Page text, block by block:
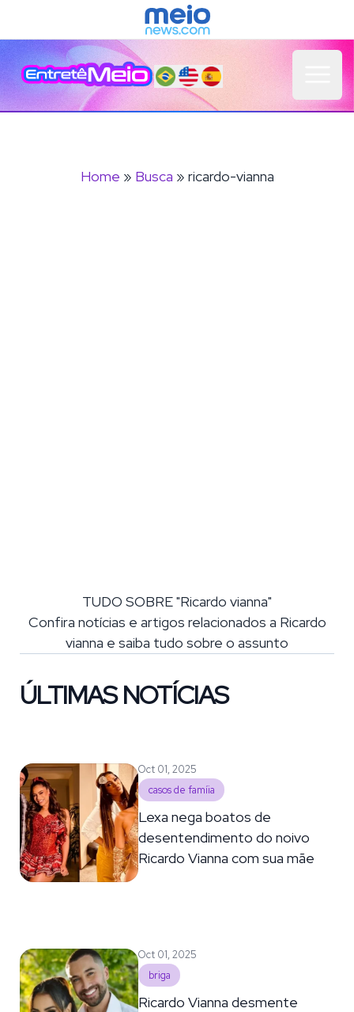
Home » Busca » ricardo-vianna
TUDO SOBRE "Ricardo vianna"
Confira notícias e artigos relacionados a Ricardo
vianna e saiba tudo sobre o assunto
ÚLTIMAS NOTÍCIAS
Oct 01, 2025
casos de famíia
Lexa nega boatos de
desentendimento do noivo
Ricardo Vianna com sua mãe
Oct 01, 2025
briga
Ricardo Vianna desmente